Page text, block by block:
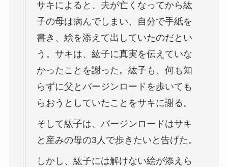
サキによると、夫が亡くなってから紘
子の母は病んでしまい、自分で手紙を
書き、絵を添えて出していたのだとい
う。サキは、紘子に真実を伝えていな
かったことを謝った。紘子も、何も知
らずに父とバージンロードを歩いても
らおうとしていたことをサキに謝る。
そして紘子は、バージンロードはサキ
と産みの母の3人で歩きたいと告げた。
しかし、紘子には解けない絵が添えら